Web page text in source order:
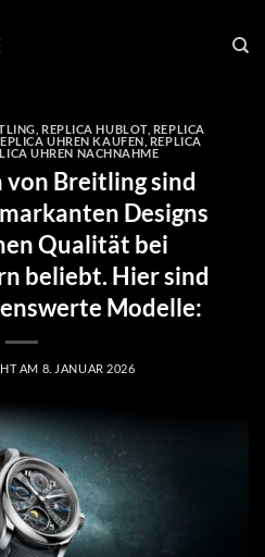
REPLICA HUBLOT, REPLICA
UHREN KAUFEN ,REPLICA
UHREN NACHNAHME
von Breitling sind
Designs
Qualität bei
beliebt. Hier sind
Modelle:
AM 8. JANUAR 2026